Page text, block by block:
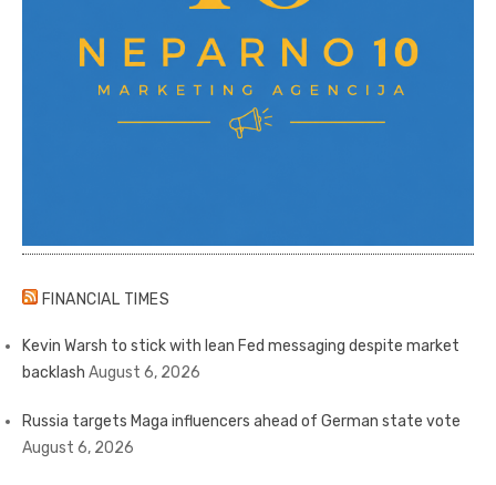
FINANCIAL TIMES
Kevin Warsh to stick with lean Fed messaging despite market
backlash August 6, 2026
Russia targets Maga influencers ahead of German state vote
August 6, 2026